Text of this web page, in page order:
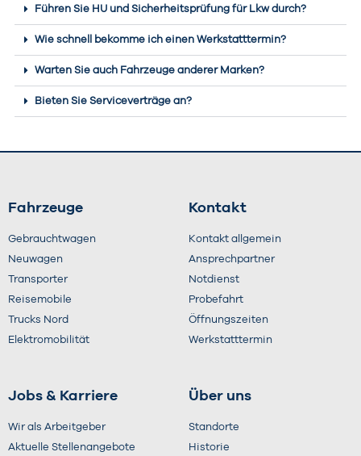
Führen Sie HU und Sicherheitsprüfung für Lkw durch?
Wie schnell bekomme ich einen Werkstatttermin?
Warten Sie auch Fahrzeuge anderer Marken?
Bieten Sie Serviceverträge an?
Fahrzeuge
Gebrauchtwagen
Neuwagen
Transporter
Reisemobile
Trucks Nord
Elektromobilität
Kontakt
Kontakt allgemein
Ansprechpartner
Notdienst
Probefahrt
Öffnungszeiten
Werkstatttermin
Jobs & Karriere
Wir als Arbeitgeber
Aktuelle Stellenangebote
Über uns
Standorte
Historie